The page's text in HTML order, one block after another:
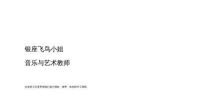
银座飞鸟小姐
在创意工作室带领我们进行唱歌、钢琴、绘画和手工课程。
音乐与艺术教师